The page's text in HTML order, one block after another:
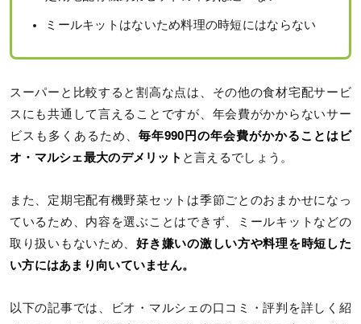
ミールキットはないため料理の時短にはならない
スーパーと比較すると割高な点は、その他の食材宅配サービ
スにも共通して言えることですが、年会費がかからないサー
ビスも多くあるため、 毎年990円の年会費がかかることはビ
オ・マルシェ最大のデメリット と言えるでしょう。
また、定期宅配有機野菜セットは季節ごとのおまかせになっ
ているため、内容を選ぶことはできず、ミールキットなどの
取り扱いもないため、好き嫌いの激しい方や料理を時短した
い方にはあまり向いていません。
以下の記事では、ビオ・マルシェの口コミ・評判を詳しく紹